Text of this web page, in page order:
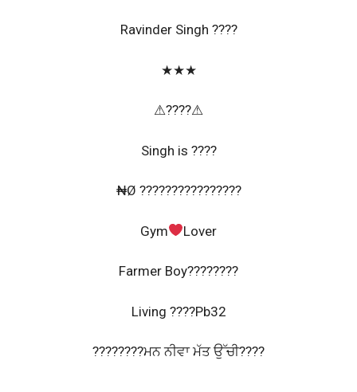
Ravinder Singh ????
★★★
⚠????⚠
Singh is ????
₦Ø ????????????????
Gym Lover
Farmer Boy????????
Living ????Pb32
????????ਮਨ ਨੀਵਾ ਮੱਤ ਉੱਚੀ????